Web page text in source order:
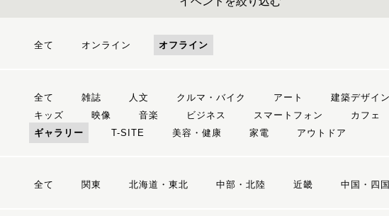
全て オンライン オフライン
全て 雑誌 人文 クルマ・バイク アート 建築デザイン
キッズ
映像 音楽 ビジネス スマートフォン カフェ
ギャラリー
T-SITE 美容・健康 家電 アウトドア
全て 関東 北海道・東北 中部・北陸 近畿 中国・四国